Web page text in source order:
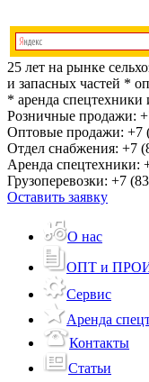
25 лет на рынке
и запасных частей *
* аренда спецтехники
Розничные продажи:
Оптовые продажи: +7
Отдел снабжения: +7
Аренда спецтехники:
Грузоперевозки: +7
Оставить заявку
О нас
ОПТ и
Сервис
Аренда
Контакты
Статьи